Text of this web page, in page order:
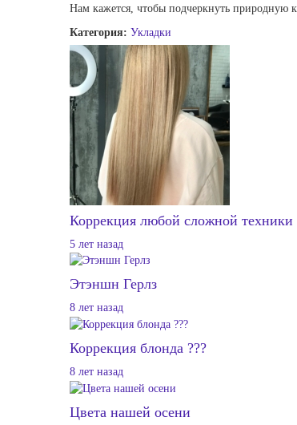
Нам кажется, чтобы подчеркнуть природную
Категория: Укладки
Коррекция любой сложной
5 лет назад
Этэншн Герлз
8 лет назад
Коррекция блонда ???
8 лет назад
Цвета нашей осени